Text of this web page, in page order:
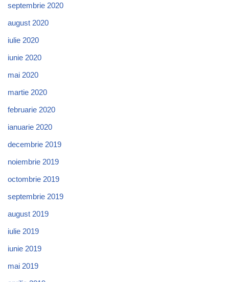
septembrie 2020
august 2020
iulie 2020
iunie 2020
mai 2020
martie 2020
februarie 2020
ianuarie 2020
decembrie 2019
noiembrie 2019
octombrie 2019
septembrie 2019
august 2019
iulie 2019
iunie 2019
mai 2019